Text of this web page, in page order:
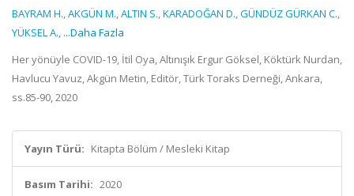
BAYRAM H.,AKGÜN M.,ALTIN S.,KARADOĞAN D.,GÜNDÜZ GÜRKAN C.,
YÜKSEL A., ...Daha Fazla
Her yönüyle COVID-19, İtil Oya, Altınışık Ergur Göksel, Köktürk Nurdan,
Havlucu Yavuz, Akgün Metin, Editör, Türk Toraks Derneği, Ankara,
ss.85-90, 2020
Yayın Türü: Kitapta Bölüm / Mesleki Kitap
Basım Tarihi: 2020